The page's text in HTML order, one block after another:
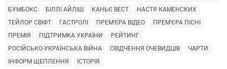
БУМБОКС
БІЛЛІ АЙЛІШ КАНЬЄ ВЕСТ
НАСТЯ КАМЕНСКИХ
ТЕЙЛОР СВІФТ
ГАСТРОЛІ ПРЕМ'ЄРА ВІДЕО
ПРЕМ'ЄРА ПІСНІ
ПРЕМІЯ
ПІДТРИМКА УКРАЇНИ
РЕЙТИНГ
РОСІЙСЬКО-УКРАЇНСЬКА ВІЙНА
СВІДЧЕННЯ ОЧЕВИДЦІВ
ЧАРТИ
ІНФОРМ ЩЕПЛЕННЯ
ІСТОРІЯ